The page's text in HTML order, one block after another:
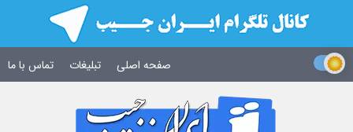
صفحه اصلی تبلیغات تماس با ما